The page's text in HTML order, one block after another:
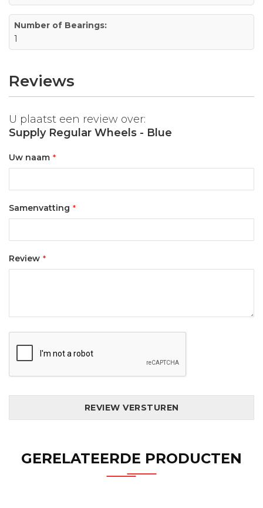
Number of Bearings:
1
Reviews
U plaatst een review over:
Supply Regular Wheels - Blue
Uw naam
Samenvatting
Review
REVIEW VERSTUREN
GERELATEERDE PRODUCTEN